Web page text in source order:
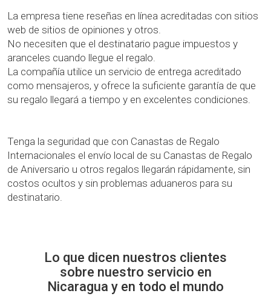
La empresa tiene reseñas en línea acreditadas con sitios
web de sitios de opiniones y otros.
No necesiten que el destinatario pague impuestos y
aranceles cuando llegue el regalo.
La compañía utilice un servicio de entrega acreditado
como mensajeros, y ofrece la suficiente garantía de que
su regalo llegará a tiempo y en excelentes condiciones.
Tenga la seguridad que con Canastas de Regalo
Internacionales el envío local de su Canastas de Regalo
de Aniversario u otros regalos llegarán rápidamente, sin
costos ocultos y sin problemas aduaneros para su
destinatario.
Lo que dicen nuestros clientes
sobre nuestro servicio en
Nicaragua y en todo el mundo